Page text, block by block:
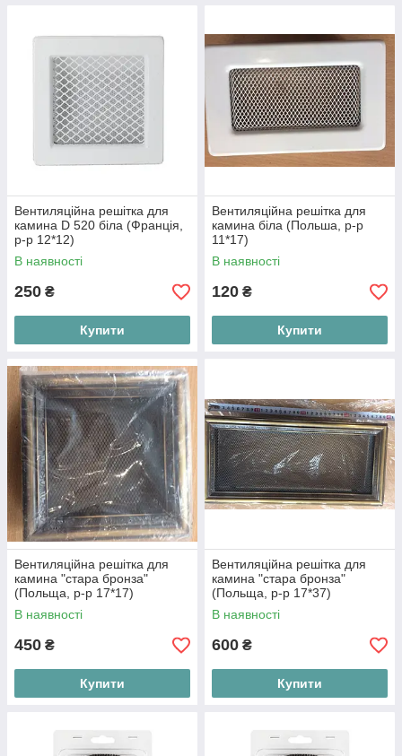
Вентиляційна решітка для
камина D 520 біла (Франція,
р-р 12*12)
В наявності
250 ₴
Купити
Вентиляційна решітка для
камина біла (Польша, р-р
11*17)
В наявності
120 ₴
Купити
Вентиляційна решітка для
камина "стара бронза"
(Польща, р-р 17*17)
В наявності
450 ₴
Купити
Вентиляційна решітка для
камина "стара бронза"
(Польща, р-р 17*37)
В наявності
600 ₴
Купити